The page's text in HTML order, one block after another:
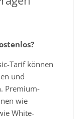
Tarif können
und
Premium-
wie
White-